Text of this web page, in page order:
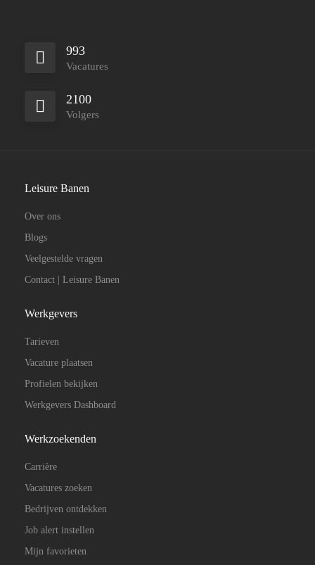
993
Vacatures
2100
Volgers
Leisure Banen
Over ons
Blogs
Veelgestelde vragen
Contact | Leisure Banen
Werkgevers
Tarieven
Vacature plaatsen
Profielen bekijken
Werkgevers Dashboard
Werkzoekenden
Carrière
Vacatures zoeken
Bedrijven ontdekken
Job alert instellen
Mijn favorieten